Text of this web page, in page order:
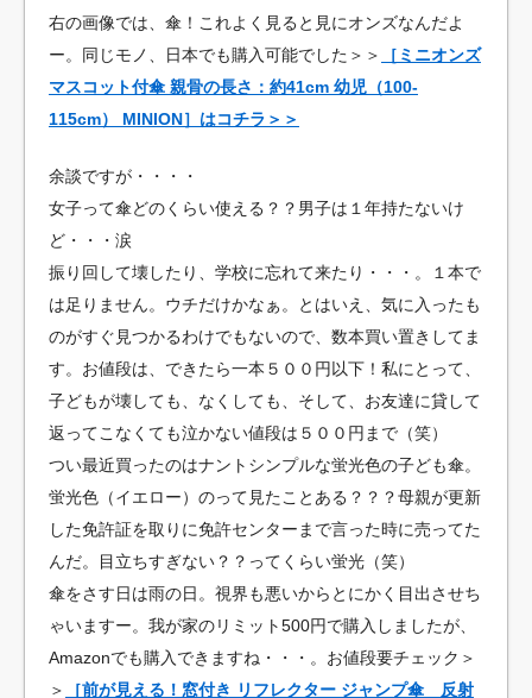
右の画像では、傘！これよく見ると見にオンズなんだよ
ー。同じモノ、日本でも購入可能でした＞＞
［ミニオンズ
マスコット付傘 親骨の長さ：約41cm 幼児（100-
115cm） MINION］はコチラ＞＞
余談ですが・・・・
女子って傘どのくらい使える？？男子は１年持たないけ
ど・・・涙
振り回して壊したり、学校に忘れて来たり・・・。１本で
は足りません。ウチだけかなぁ。とはいえ、気に入ったも
のがすぐ見つかるわけでもないので、数本買い置きしてま
す。お値段は、できたら一本５００円以下！私にとって、
子どもが壊しても、なくしても、そして、お友達に貸して
返ってこなくても泣かない値段は５００円まで（笑）
つい最近買ったのはナントシンプルな蛍光色の子ども傘。
蛍光色（イエロー）のって見たことある？？？母親が更新
した免許証を取りに免許センターまで言った時に売ってた
んだ。目立ちすぎない？？ってくらい蛍光（笑）
傘をさす日は雨の日。視界も悪いからとにかく目出させち
ゃいますー。我が家のリミット500円で購入しましたが、
Amazonでも購入できますね・・・。お値段要チェック＞
＞
［前が見える！窓付き リフレクター ジャンプ傘 反射